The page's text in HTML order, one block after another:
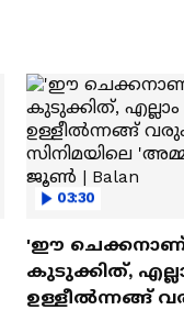
03:30
'ഈ ചെക്കനാണ്
കുടുക്കിത്,
ഉള്ളീൽന്നങ്ങ്